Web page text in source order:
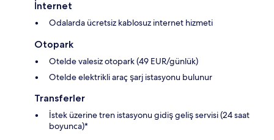
İnternet
Odalarda ücretsiz kablosuz internet hizmeti
Otopark
Otelde valesiz otopark (49 EUR/günlük)
Otelde elektrikli araç şarj istasyonu bulunur
Transferler
İstek üzerine tren istasyonu gidiş geliş servisi (24 saat
boyunca)*